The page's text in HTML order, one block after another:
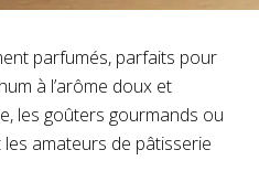
parfumés, parfaits pour
à l’arôme doux et
les goûters gourmands ou
amateurs de pâtisserie